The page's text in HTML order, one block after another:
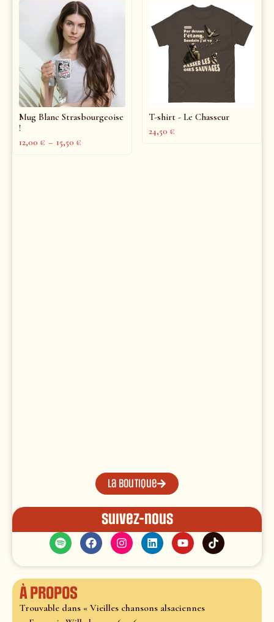
Mug Blanc Strasbourgeoise
!
12,00 € – 15,50 €
T-shirt - Le Chasseur
24,50 €
La boutique
Suivez-nous
À propos
Trouvable dans « Vieilles chansons alsaciennes